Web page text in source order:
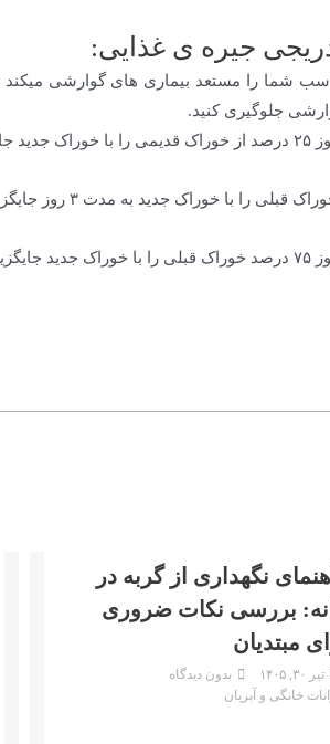
جیره ی غذایی:
شما را مستعد بیماری های گوارشی میکند
جلوگیری کنید.
نگهداری از گربه در
بررسی نکات ضروری
مبتدیان
تیر ۳۰, ۱۴۰۵
بدون دیدگاه
خانگی و آبزیان